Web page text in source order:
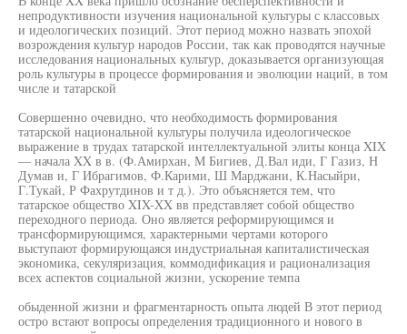
непродуктивности изучения национальной культуры с классовых
и идеологических позиций. Этот период можно назвать эпохой
возрождения культур народов России, так как проводятся научные
исследования национальных культур, доказывается организующая
роль культуры в процессе формирования и эволюции наций, в том
числе и татарской
Совершенно очевидно, что необходимость формирования
татарской национальной культуры получила идеологическое
выражение в трудах татарской интеллектуальной элиты конца XIX
— начала XX в в. (Ф.Амирхан, М Бигиев, Д.Вал иди, Г Газиз, Н
Думав и, Г Ибрагимов, Ф.Карими, Ш Марджани, К.Насыйри,
Г.Тукай, Р Фахрутдинов и т д.). Это объясняется тем, что
татарское общество XIX-XX вв представляет собой общество
переходного периода. Оно является реформирующимся и
трансформирующимся, характерными чертами которого
выступают формирующаяся индустриальная капиталистическая
экономика, секуляризация, коммодификация и рационализация
всех аспектов социальной жизни, ускорение темпа
обыденной жизни и фрагментарность опыта людей В этот период
остро встают вопросы определения традиционного и нового в